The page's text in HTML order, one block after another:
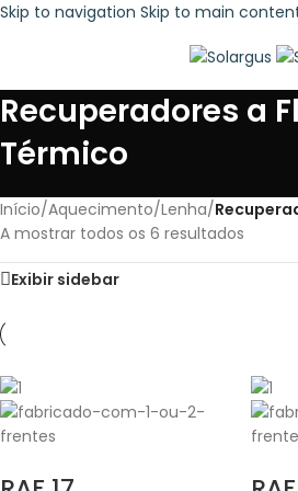
Skip to navigation Skip to main
Recuperadores a
Térmico
Início/Aquecimento/Lenha/
A mostrar todos os 6 resultados
Exibir sidebar